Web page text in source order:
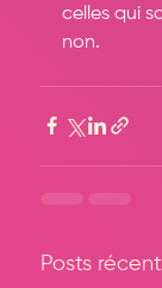
celles qui
non.
Posts